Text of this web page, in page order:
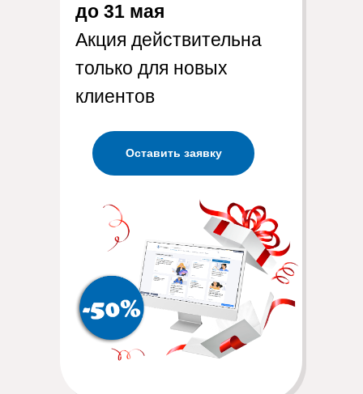
до 31 мая
Акция действительна
только для новых
клиентов
Оставить заявку